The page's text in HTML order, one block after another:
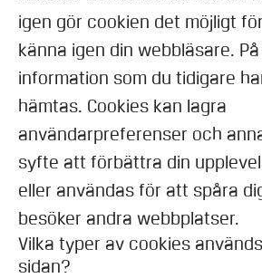
igen gör cookien det möjligt
känna igen din webbläsare.
information som du tidigare
hämtas. Cookies kan lagra
användarpreferenser och
syfte att förbättra din
eller användas för att spåra
besöker andra webbplatser.
Vilka typer av cookies
sidan?